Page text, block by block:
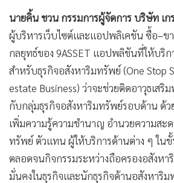
• Motoring
• เกม
• วิทยาศาสตร์
• SMEs
•
อินโดจีน
กองทุนรวม
• Celeb Online
• Factcheck
นายคิ้น ชวน กรรมการผู้จัดการ บริษัท เก
ผู้บริหารเว็บไซต์และแอปพลิเคชัน ซื้อ–ข
กลยุทธ์ของ 9ASSET แอปพลิชันที่ให้บริก
สำหรับธุรกิจอสังหาริมทรัพย์ (One Stop
estate Business) ว่าจะช่วยติดอาวุธเสริ
กับกลุ่มธุรกิจอสังหาริมทรัพย์รอบด้าน ด้ว
เพิ่มความรู้ความชำนาญ อำนวยความสะ
ทรัพย์ ตัวแทน ผู้ให้บริการด้านต่าง ๆ ใน
ตลอดจนกิจกรรมระหว่างถือครองอสังหา
มั่นคงในธุรกิจและนักธุรกิจด้านอสังหาริม